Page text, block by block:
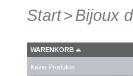
Start> Bijoux
WARENKORB
Keine Produkte